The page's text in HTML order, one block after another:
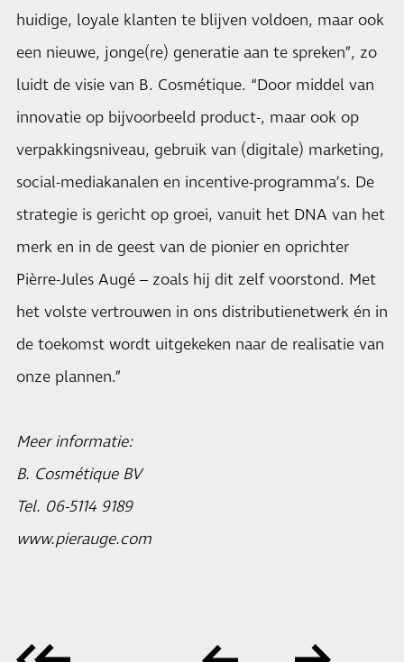
huidige, loyale klanten te blijven voldoen, maar ook
een nieuwe, jonge(re) generatie aan te spreken”, zo
luidt de visie van B. Cosmétique. “Door middel van
innovatie op bijvoorbeeld product-, maar ook op
verpakkingsniveau, gebruik van (digitale) marketing,
social-mediakanalen en incentive-programma’s. De
strategie is gericht op groei, vanuit het DNA van het
merk en in de geest van de pionier en oprichter
Pièrre-Jules Augé – zoals hij dit zelf voorstond. Met
het volste vertrouwen in ons distributienetwerk én in
de toekomst wordt uitgekeken naar de realisatie van
onze plannen.”
Meer informatie:
B. Cosmétique BV
Tel. 06-5114 9189
www.pierauge.com